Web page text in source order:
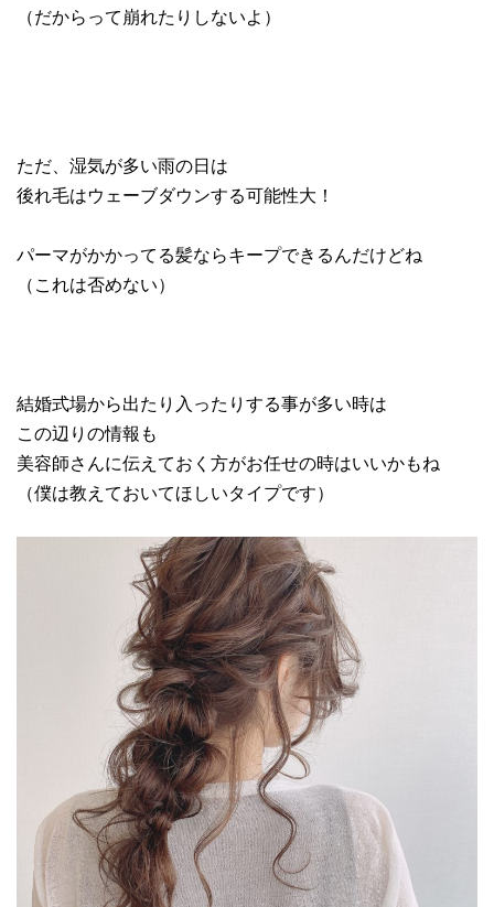
（だからって崩れたりしないよ）
ただ、湿気が多い雨の日は
後れ毛はウェーブダウンする可能性大！
パーマがかかってる髪ならキープできるんだけどね
（これは否めない）
結婚式場から出たり入ったりする事が多い時は
この辺りの情報も
美容師さんに伝えておく方がお任せの時はいいかもね
（僕は教えておいてほしいタイプです）